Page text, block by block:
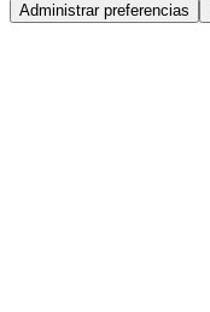
Administrar preferencias